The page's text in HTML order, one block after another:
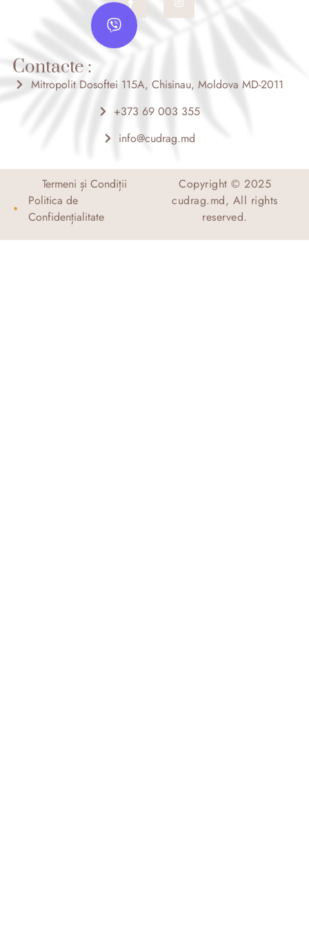
c
b
o
f
s
t
V
i
b
e
Contacte :
Mitropolit Dosoftei 115A, Chisinau, Moldova MD-2011
+373 69 003 355
info@cudrag.md
Termeni și Condiții
Politica de
Confidențialitate
Copyright © 2025
cudrag.md, All rights
reserved.